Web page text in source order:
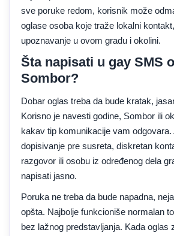
sve poruke redom, korisnik može
oglase osoba koje traže lokalni
upoznavanje u ovom gradu i okolini.
Šta napisati u gay SMS
Sombor?
Dobar oglas treba da bude kratak,
Korisno je navesti godine, Sombor ili
kakav tip komunikacije vam odgovara.
dopisivanje pre susreta, diskretan
razgovor ili osobu iz određenog dela
napisati jasno.
Poruka ne treba da bude napadna,
opšta. Najbolje funkcioniše normalan
bez lažnog predstavljanja. Kada oglas